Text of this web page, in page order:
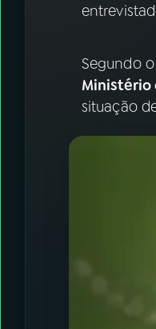
YouTube
InstagramSegundo o
Ministério
situação